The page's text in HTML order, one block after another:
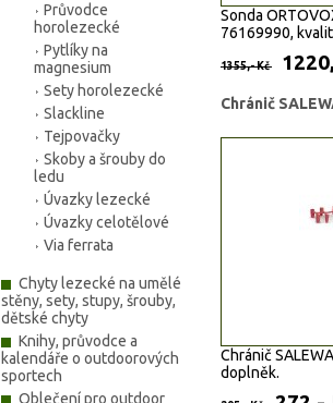
Průvodce
horolezecké
Pytlíky na
magnesium
Sety horolezecké
Slackline
Tejpovačky
Skoby a šrouby do
ledu
Úvazky lezecké
Úvazky celotělové
Via ferrata
Chyty lezecké na umělé
stěny, sety, stupy, šrouby,
dětské chyty
Knihy, průvodce a
kalendáře o outdoorových
sportech
Oblečení pro outdoor
Sonda
76169990,
1355,- Kč
Chránič
Chránič
doplněk.